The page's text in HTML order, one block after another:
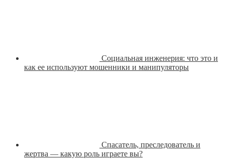
Социальная инженерия: что это и
как ее используют мошенники и манипуляторы
Спасатель, преследователь и
жертва — какую роль играете вы?